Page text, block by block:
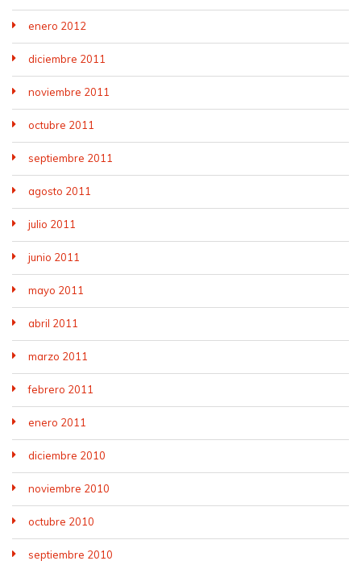
enero 2012
diciembre 2011
noviembre 2011
octubre 2011
septiembre 2011
agosto 2011
julio 2011
junio 2011
mayo 2011
abril 2011
marzo 2011
febrero 2011
enero 2011
diciembre 2010
noviembre 2010
octubre 2010
septiembre 2010